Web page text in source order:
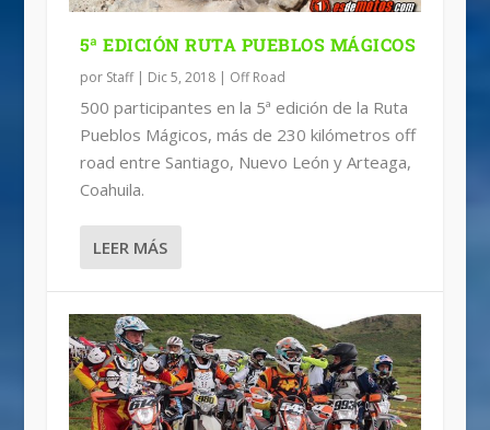
5ª EDICIÓN RUTA PUEBLOS MÁGICOS
por Staff| Dic 5, 2018| Off Road
500 participantes en la 5ª edición de la Ruta
Pueblos Mágicos, más de 230 kilómetros off
road entre Santiago, Nuevo León y Arteaga,
Coahuila.
LEER MÁS